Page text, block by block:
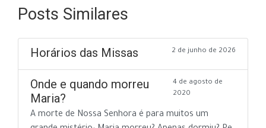
Posts Similares
Horários das Missas 2 de junho de 2026
Onde e quando morreu
Maria?
4 de agosto de
2020
A morte de Nossa Senhora é para muitos um